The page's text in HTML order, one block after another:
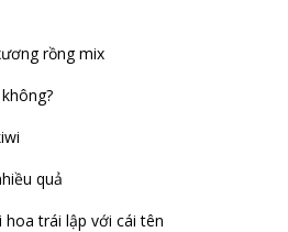
rồng mix
quả
hoa trái lập với cái tên